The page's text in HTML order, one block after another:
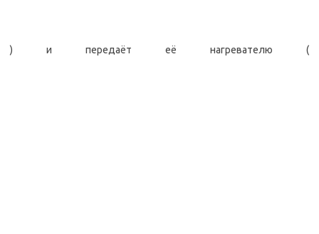
) и передаёт её нагревателю (